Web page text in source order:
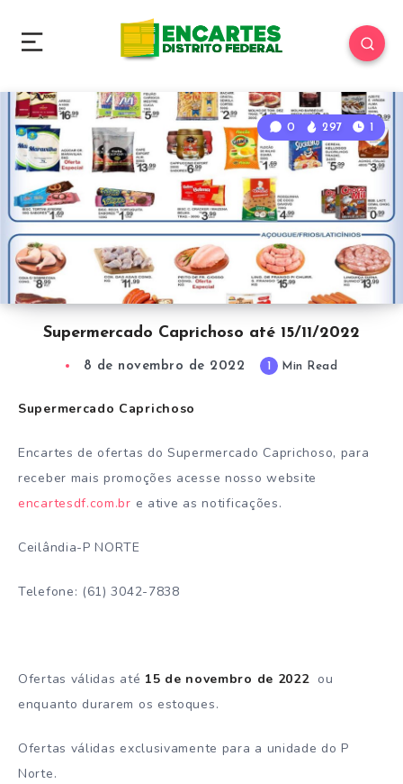
0 297 1
Supermercado Caprichoso até 15/11/2022
8 de novembro de 2022 1 Min Read
Supermercado Caprichoso
Encartes de ofertas do Supermercado Caprichoso, para
receber mais promoções acesse nosso website
encartesdf.com.br e ative as notificações.
Ceilândia-P NORTE
Telefone: (61) 3042-7838
Ofertas válidas até 15 de novembro de 2022 ou
enquanto durarem os estoques.
Ofertas válidas exclusivamente para a unidade do P
Norte.